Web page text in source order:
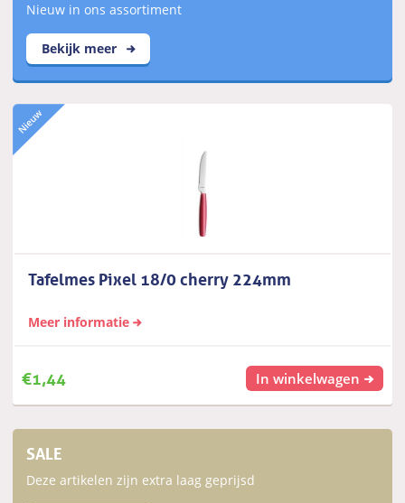
Nieuw in ons assortiment
Bekijk meer
Tafelmes Pixel 18/0 cherry 224mm
Meer informatie
€1,44 In winkelwagen
SALE
Deze artikelen zijn extra laag geprijsd